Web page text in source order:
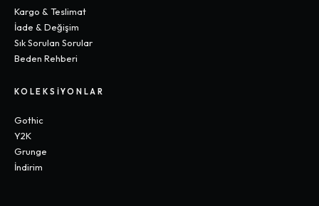
Kargo & Teslimat
İade & Değişim
Sık Sorulan Sorular
Beden Rehberi
KOLEKSIYONLAR
Gothic
Y2K
Grunge
İndirim